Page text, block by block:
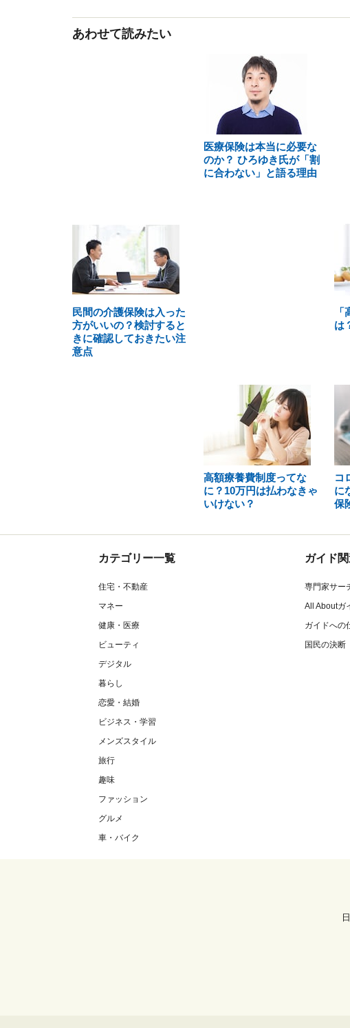
あわせて読みたい
医療保険は本当に必要な
のか？ ひろゆき氏が「割
に合わない」と語る理由
民間の介護保険は入った
方がいいの？検討すると
きに確認しておきたい注
意点
は
高額療養費制度ってな
に？10万円は払わなきゃ
いけない？
コ
に
保
カテゴリー一覧
住宅・不動産
マネー
健康・医療
ビューティ
デジタル
暮らし
恋愛・結婚
ビジネス・学習
メンズスタイル
旅行
趣味
ファッション
グルメ
車・バイク
ガイド
専門家サー
All Aboutガ
ガイドへの
国民の決断